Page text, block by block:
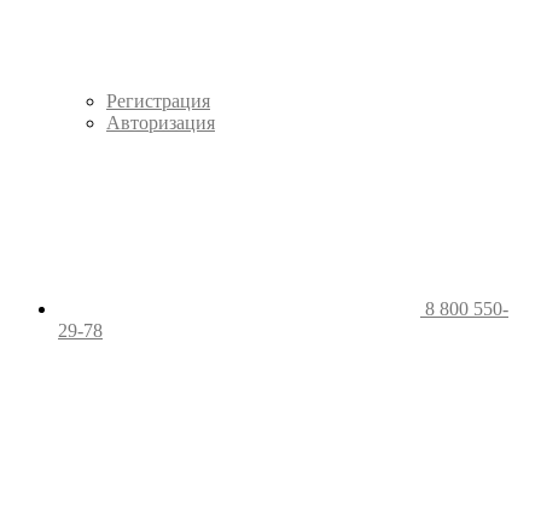
Регистрация
Авторизация
8 800 550-
29-78